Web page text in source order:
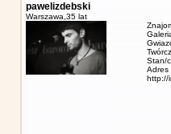
pawelizdebski
Warszawa, 35 lat
Stan/
Adres
http://